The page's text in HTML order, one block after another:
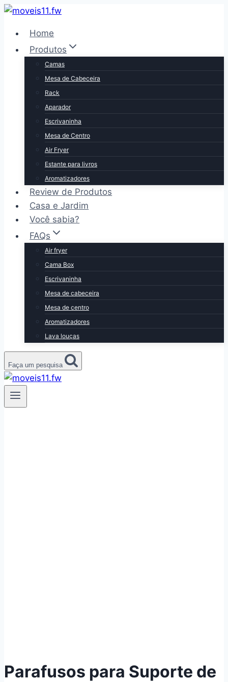
Pular
Conteúdo
Home
Produtos
Camas
Mesa de Cabeceira
Rack
Aparador
Escrivaninha
Mesa de Centro
Air Fryer
Estante para livros
Aromatizadores
Review de Produtos
Casa e Jardim
Você sabia?
FAQs
Air fryer
Cama Box
Escrivaninha
Mesa de cabeceira
Mesa de centro
Aromatizadores
Lava louças
Faça um pesquisa
Parafusos para Suporte de